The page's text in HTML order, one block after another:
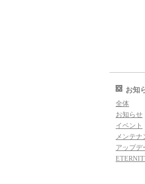
お知
全体
お知らせ
イベント
メンテナ
アップデ